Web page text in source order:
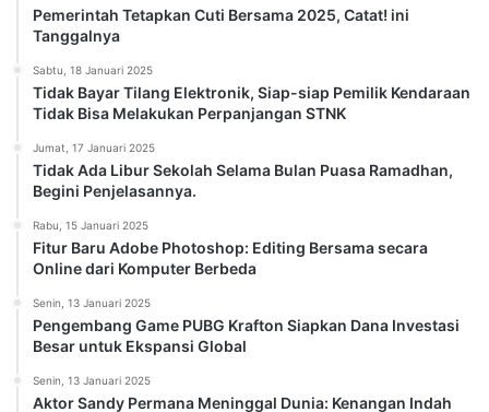
Pemerintah Tetapkan Cuti Bersama 2025, Catat! ini
Tanggalnya
Sabtu, 18 Januari 2025
Tidak Bayar Tilang Elektronik, Siap-siap Pemilik Kendaraan
Tidak Bisa Melakukan Perpanjangan STNK
Jumat, 17 Januari 2025
Tidak Ada Libur Sekolah Selama Bulan Puasa Ramadhan,
Begini Penjelasannya.
Rabu, 15 Januari 2025
Fitur Baru Adobe Photoshop: Editing Bersama secara
Online dari Komputer Berbeda
Senin, 13 Januari 2025
Pengembang Game PUBG Krafton Siapkan Dana Investasi
Besar untuk Ekspansi Global
Senin, 13 Januari 2025
Aktor Sandy Permana Meninggal Dunia: Kenangan Indah